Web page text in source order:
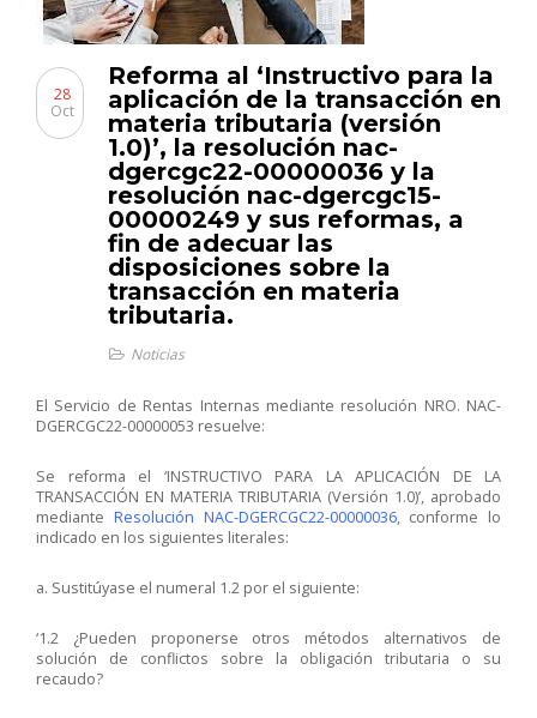
Reforma al ‘Instructivo para la
aplicación de la transacción en
materia tributaria (versión
1.0)’, la resolución nac-
dgercgc22-00000036 y la
resolución nac-dgercgc15-
00000249 y sus reformas, a
fin de adecuar las
disposiciones sobre la
transacción en materia
tributaria.
28
Oct
Noticias
El Servicio de Rentas Internas mediante resolución NRO. NAC-
DGERCGC22-00000053 resuelve:
Se reforma el ‘INSTRUCTIVO PARA LA APLICACIÓN DE LA
TRANSACCIÓN EN MATERIA TRIBUTARIA (Versión 1.0)’, aprobado
mediante Resolución NAC-DGERCGC22-00000036, conforme lo
indicado en los siguientes literales:
a. Sustitúyase el numeral 1.2 por el siguiente:
‘1.2 ¿Pueden proponerse otros métodos alternativos de
solución de conflictos sobre la obligación tributaria o su
recaudo?